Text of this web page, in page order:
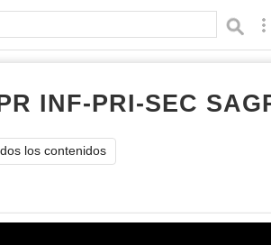
INF-PRI-SEC
los contenidos